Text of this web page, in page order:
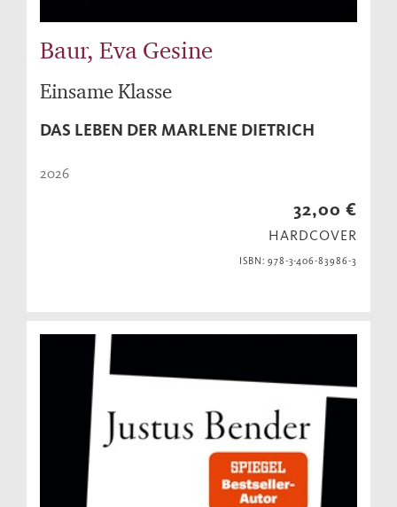
Baur, Eva Gesine
Einsame Klasse
DAS LEBEN DER MARLENE DIETRICH
2026
32,00 €
HARDCOVER
ISBN: 978-3-406-83986-3